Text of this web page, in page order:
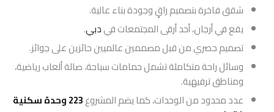
شقق فاخرة بتصميم راقٍ وجودة بناء عالية.
يقع في أرجان، أحد أرقى المجتمعات فيدبي.
تصميم حصري من قبل مصممين عالميين حائزين على جوائز.
وسائل راحة متكاملة تشمل حمامات سباحة، صالة ألعاب رياضية،
ومناطق ترفيهية.
عدد محدود من الوحدات، كما يضم المشروع
223 وحدة سكنية